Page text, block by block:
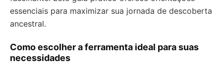
essenciais para maximizar sua jornada de descoberta
ancestral.
Como escolher a ferramenta ideal para suas
necessidades